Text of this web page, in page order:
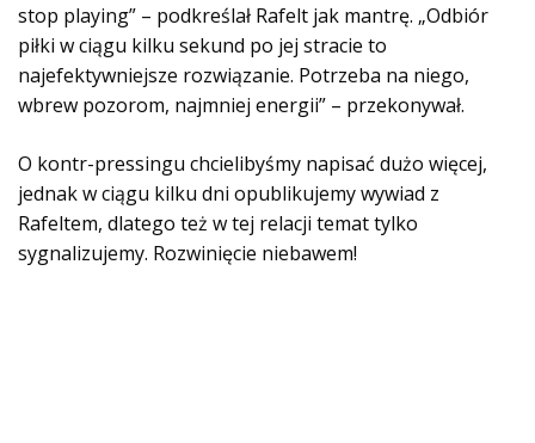
stop playing” – podkreślał Rafelt jak mantrę. „Odbiór
piłki w ciągu kilku sekund po jej stracie to
najefektywniejsze rozwiązanie. Potrzeba na niego,
wbrew pozorom, najmniej energii” – przekonywał.
O kontr-pressingu chcielibyśmy napisać dużo więcej,
jednak w ciągu kilku dni opublikujemy wywiad z
Rafeltem, dlatego też w tej relacji temat tylko
sygnalizujemy. Rozwinięcie niebawem!